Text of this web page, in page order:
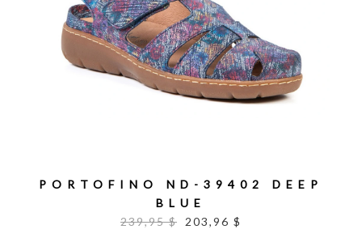
PORTOFINO ND-39402 DEEP
BLUE
239,95 $
203,96 $